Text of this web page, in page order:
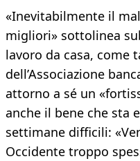
«Inevitabilmente il
migliori» sottolinea
lavoro da casa, come
dell’Associazione
attorno a sé un
anche il bene che sta
settimane difficili:
Occidente troppo